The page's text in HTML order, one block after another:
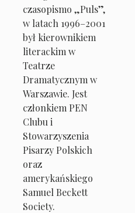
czasopismo „Puls”,
w latach 1996–2001
był kierownikiem
literackim w
Teatrze
Dramatycznym w
Warszawie. Jest
członkiem PEN
Clubu i
Stowarzyszenia
Pisarzy Polskich
oraz
amerykańskiego
Samuel Beckett
Society.